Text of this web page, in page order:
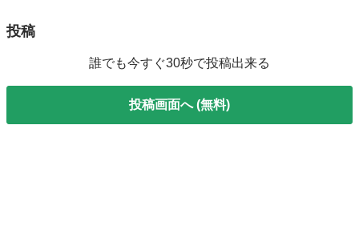
投稿
誰でも今すぐ30秒で投稿出来る
投稿画面へ (無料)